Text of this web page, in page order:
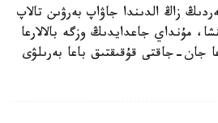
زاڭ الدىندا جاۋاپ بەرۋىن تالاپ
مۇنداي جاعدايدىڭ وزگە بالالارعا
جان-جاقتى قۇقىقتىق باعا بەرىلۋى